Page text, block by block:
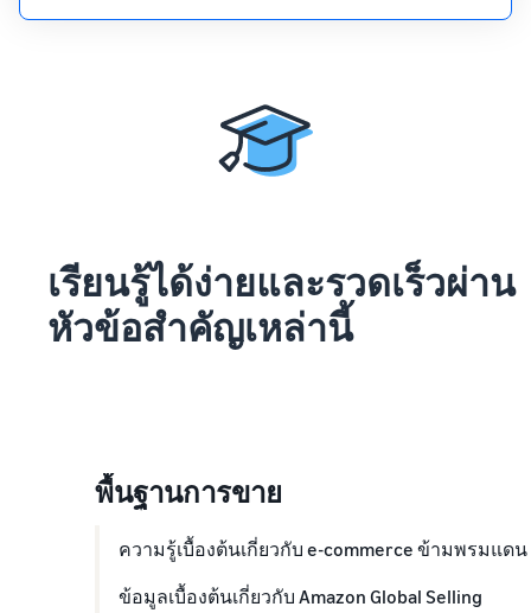
เรียนรู้ได้ง่ายและรวดเร็วผ่าน
หัวข้อสำคัญเหล่านี้
พื้นฐานการขาย
ความรู้เบื้องต้นเกี่ยวกับ e-commerce ข้ามพรมแดน
ข้อมูลเบื้องต้นเกี่ยวกับ Amazon Global Selling